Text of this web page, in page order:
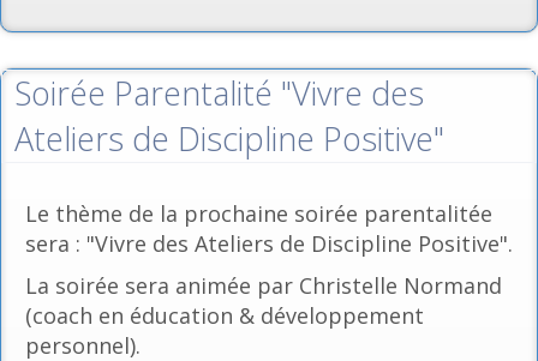
Soirée Parentalité "Vivre des
Ateliers de Discipline Positive"
Le thème de la prochaine soirée parentalitée
sera : "Vivre des Ateliers de Discipline Positive".
La soirée sera animée par Christelle Normand
(coach en éducation & développement
personnel).